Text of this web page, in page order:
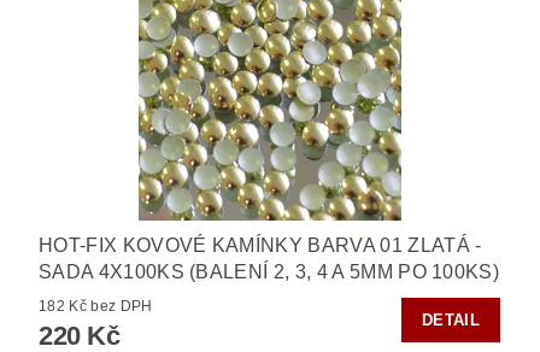
HOT-FIX KOVOVÉ KAMÍNKY BARVA 01 ZLATÁ -
SADA 4X100KS (BALENÍ 2, 3, 4 A 5MM PO 100KS)
182 Kč bez DPH
220 Kč
DETAIL